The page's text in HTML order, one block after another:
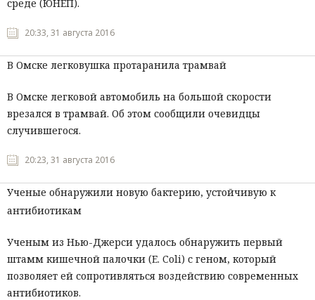
среде (ЮНЕП).
20:33, 31 августа 2016
В Омске легковушка протаранила трамвай
В Омске легковой автомобиль на большой скорости
врезался в трамвай. Об этом сообщили очевидцы
случившегося.
20:23, 31 августа 2016
Ученые обнаружили новую бактерию, устойчивую к
антибиотикам
Ученым из Нью-Джерси удалось обнаружить первый
штамм кишечной палочки (E. Coli) с геном, который
позволяет ей сопротивляться воздействию современных
антибиотиков.